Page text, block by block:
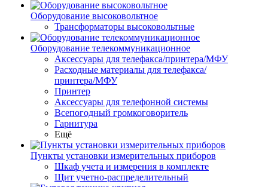
Оборудование высоковольтное
Трансформаторы высоковольтные
Оборудование телекоммуникационное
Аксессуары для телефакса/принтера/МФУ
Расходные материалы для телефакса/
принтера/МФУ
Принтер
Аксессуары для телефонной системы
Всепогодный громкоговоритель
Гарнитура
Ещё
Пункты установки измерительных приборов
Шкаф учета и измерения в комплекте
Щит учетно-распределительный